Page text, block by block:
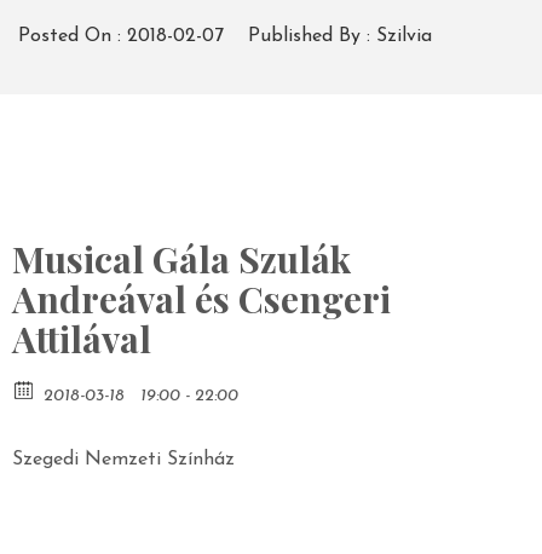
Posted On : 2018-02-07 Published By : Szilvia
Musical Gála Szulák
Andreával és Csengeri
Attilával
2018-03-18 19:00 - 22:00
Szegedi Nemzeti Színház